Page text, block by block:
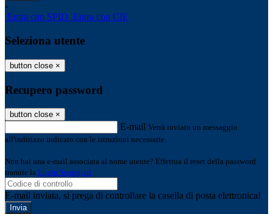
-
Entra con SPID Entra con CIE
Seleziona utente
button close ×
Recupero password
button close ×
E-mail Verrà inviato un messaggio
all'indirizzo indicato con le istruzioni necessarie.
Non hai una e-mail associata al nome utente? Effettua il reset della password
tramite la Login Spaggiari
E-mail inviata, si prega di controllare la casella di posta elettronica!